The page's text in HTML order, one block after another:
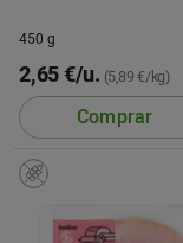
450 g
2,65 €/u. (5,89 €/kg)
Comprar